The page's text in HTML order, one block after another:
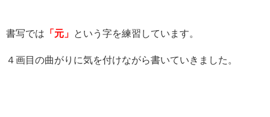
書写では 「元」 という字を練習しています。
４画目の曲がりに気を付けながら書いていきました。